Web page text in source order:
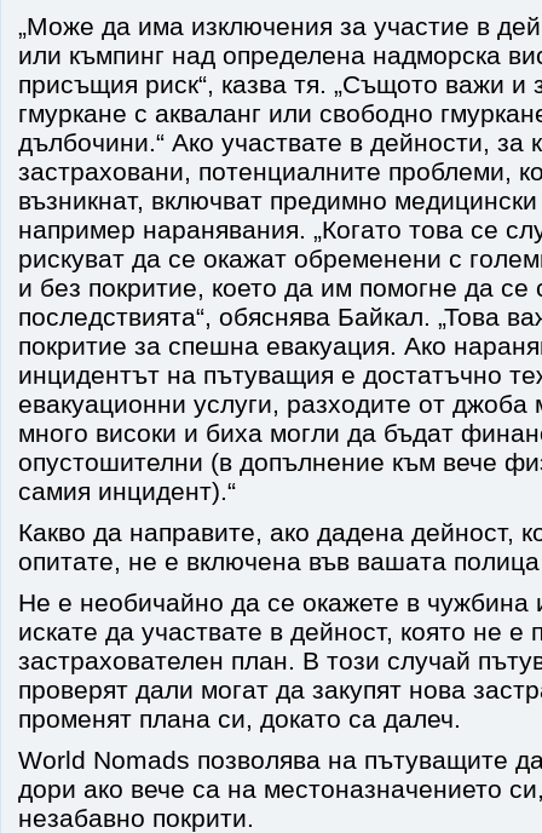
„Може да има изключения за участие в
или къмпинг над определена надморска
присъщия риск“, казва тя. „Същото важи и
гмуркане с акваланг или свободно
дълбочини.“ Ако участвате в дейности, за
застраховани, потенциалните проблеми,
възникнат, включват предимно
например наранявания. „Когато това се
рискуват да се окажат обременени с
и без покритие, което да им помогне да се
последствията“, обяснява Байкал. „Това
покритие за спешна евакуация. Ако
инцидентът на пътуващия е достатъчно
евакуационни услуги, разходите от джоба
много високи и биха могли да бъдат
опустошителни (в допълнение към вече
самия инцидент).“
Какво да направите, ако дадена дейност,
опитате, не е включена във вашата полица
Не е необичайно да се окажете в чужбина
искате да участвате в дейност, която не е
застрахователен план. В този случай
проверят дали могат да закупят нова
променят плана си, докато са далеч.
World Nomads позволява на пътуващите
дори ако вече са на местоназначението
незабавно покрити.